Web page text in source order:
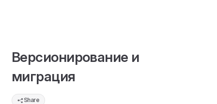
Версионирование и
миграция
Share